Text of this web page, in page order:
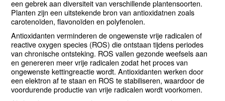
een gebrek aan diversiteit van verschillende plantensoorten.
Planten zijn een uitstekende bron van antioxidatnen zoals
carotenoïden, flavonoïden en polyfenolen.
Antioxidanten verminderen de ongewenste vrije radicalen of
reactive oxygen species (ROS) die ontstaan tijdens periodes
van chronische ontsteking. ROS vallen gezonde weefsels aan
en genereren meer vrije radicalen zodat het proces van
ongewenste kettingreactie wordt. Antioxidanten werken door
een elektron af te staan en ROS te stabiliseren, waardoor de
voordurende productie van vrije radicalen wordt voorkomen.